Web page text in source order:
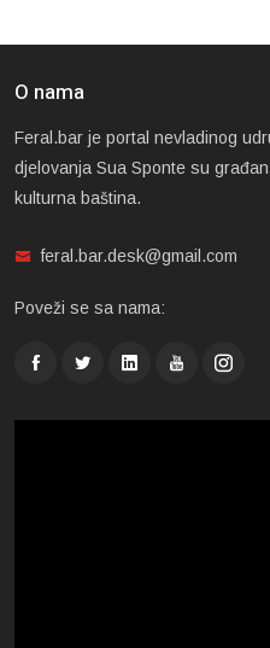
O nama
Feral.bar je portal nevladinog
djelovanja Sua Sponte su
kulturna baština.
feral.bar.desk@gmail.com
Poveži se sa nama: